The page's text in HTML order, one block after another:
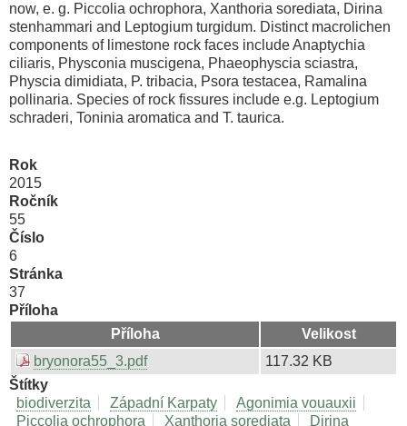
now, e. g. Piccolia ochrophora, Xanthoria sorediata, Dirina
stenhammari and Leptogium turgidum. Distinct macrolichen
components of limestone rock faces include Anaptychia
ciliaris, Physconia muscigena, Phaeophyscia sciastra,
Physcia dimidiata, P. tribacia, Psora testacea, Ramalina
pollinaria. Species of rock fissures include e.g. Leptogium
schraderi, Toninia aromatica and T. taurica.
Rok
2015
Ročník
55
Číslo
6
Stránka
37
Příloha
Příloha
Velikost
bryonora55_3.pdf
117.32 KB
Štítky
biodiverzita
Západní Karpaty
Agonimia vouauxii
Piccolia ochrophora
Xanthoria sorediata
Dirina